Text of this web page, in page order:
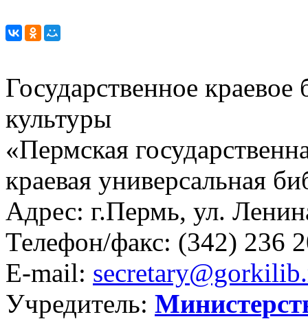
Государственное
культуры
«Пермская
краевая универсальная
Адрес: г.Пермь, ул.
Телефон/факс: (342) 236
E-mail:
Учредитель: